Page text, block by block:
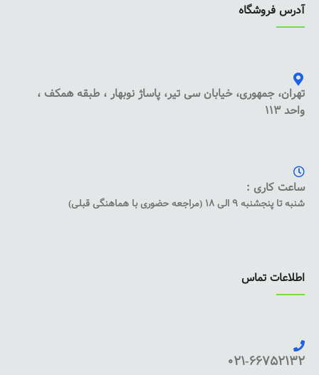
آدرس فروشگاه
تهران، جمهوری، خیابان سی تیر، پاساژ نوبهار ، طبقه همکف ،
واحد 113
ساعت کاری :
شنبه تا پنجشنبه 9 الی 18 (مراجعه حضوری با هماهنگی قبلی)
اطلاعات تماس
021-66752132